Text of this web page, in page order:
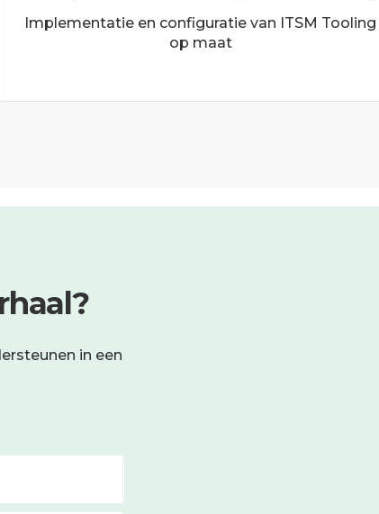
Implementatie en configuratie van ITSM Tooling
op maat
in een